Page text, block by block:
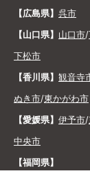
【広島県】 呉市
【山口県】 山口市/
下松市
【香川県】 観音寺
ぬき市/東かがわ市
【愛媛県】 伊予市/
中央市
【福岡県】